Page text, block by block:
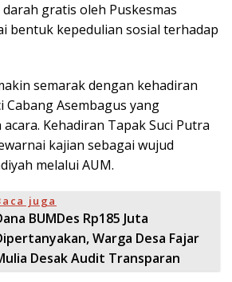
gratis oleh Puskesmas
bentuk kepedulian sosial terhadap
semarak dengan kehadiran
Cabang Asembagus yang
Kehadiran Tapak Suci Putra
kajian sebagai wujud
melalui AUM.
juga
BUMDes Rp185 Juta
Warga Desa Fajar
Desak Audit Transparan